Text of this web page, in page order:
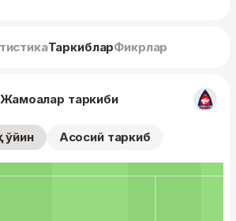
ТаркибларФикрлар
Жамоалар таркиби
ўйин Асосий таркиб